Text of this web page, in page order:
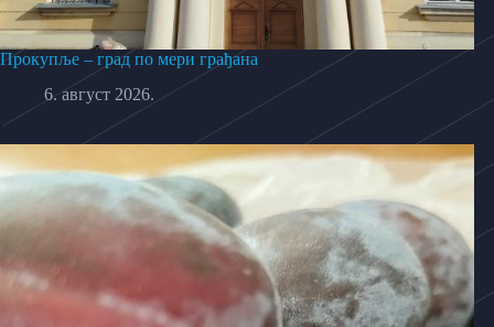
Прокупље – град по мери грађана
6. август 2026.